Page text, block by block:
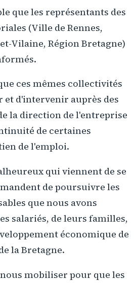
que les représentants des
(Ville de Rennes,
Vilaine, Région Bretagne)
ces mêmes collectivités
et d'intervenir auprès des
la direction de l'entreprise
de certaines
de l'emploi.
qui viennent de se
de poursuivre les
que nous avons
salariés, de leurs familles,
économique de
la Bretagne.
mobiliser pour que les